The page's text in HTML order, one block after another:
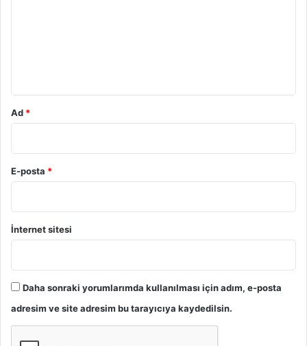
Ad *
E-posta *
İnternet sitesi
Daha sonraki yorumlarımda kullanılması için adım, e-posta
adresim ve site adresim bu tarayıcıya kaydedilsin.